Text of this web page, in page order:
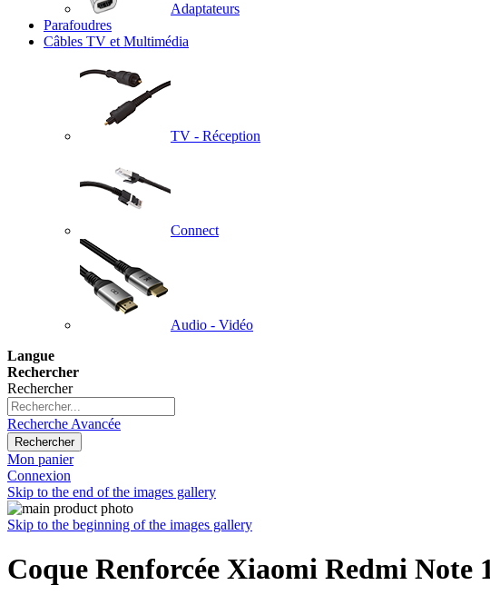
Adaptateurs
Parafoudres
Câbles TV et Multimédia
TV - Réception
Connect
Audio - Vidéo
Langue
Rechercher
Rechercher
Recherche Avancée
Rechercher
Mon panier
Connexion
Skip to the end of the images gallery
Skip to the beginning of the images gallery
Coque Renforcée Xiaomi Redmi Note